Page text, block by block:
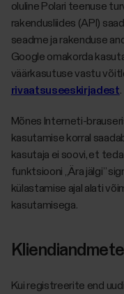
oluline Polari teenuse
rakendusliides (API)
seadme ja rakenduse
Google omakorda
väärkasutuse vastu
rivaatsuseeskirjadest.
Mõnes Interneti-
kasutamise korral
kasutaja ei soovi, et
funktsiooni „Ära jälgi”
külastamise ajal alati
kasutamisega.
Kui registreerite end